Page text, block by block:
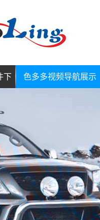
下 色多多视频导航展示